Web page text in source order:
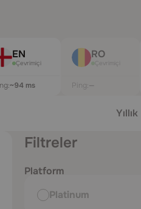
EN
Çevrimiçi
~97 ms
RO
Çevrimiçi
Ping:—
Yıllık
Filtreler
Platform
Platinum